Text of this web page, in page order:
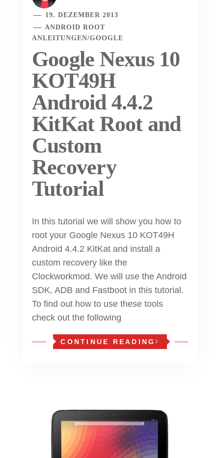
19. DEZEMBER 2013
ANDROID ROOT
ANLEITUNGEN/GOOGLE
Google Nexus 10
KOT49H
Android 4.4.2
KitKat Root and
Custom
Recovery
Tutorial
In this tutorial we will show you how to
root your Google Nexus 10 KOT49H
Android 4.4.2 KitKat and install a
custom recovery like the
Clockworkmod. We will use the Android
SDK, ADB and Fastboot in this tutorial.
To find out how to use these tools
check out the following
CONTINUE READING